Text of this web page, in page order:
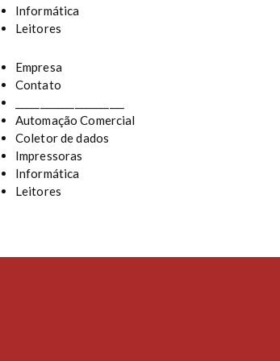
Informática
Leitores
Empresa
Contato
Automação Comercial
Coletor de dados
Impressoras
Informática
Leitores